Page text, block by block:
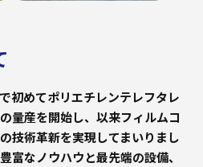
初めてポリエチレンテレフタレ
量産を開始し、以来フィルムコ
技術革新を実現してまいりまし
富なノウハウと最先端の設備、